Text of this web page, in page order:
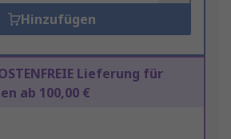
Hinzufügen
Lieferung für
ab 100,00 €